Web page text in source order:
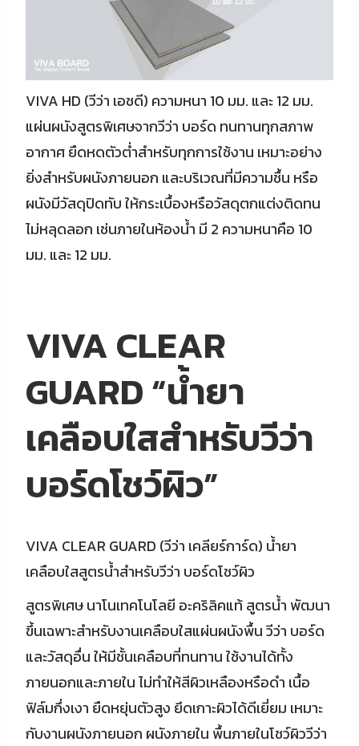
VIVA HD (วีว่า เอชดี) ความหนา 10 มม. และ 12 มม.
แผ่นผนังสูตรพิเศษจากวีว่า บอร์ด ทนทานทุกสภาพ
อากาศ ยืดหดตัวต่ำสำหรับทุกการใช้งาน เหมาะอย่าง
ยิ่งสำหรับผนังภายนอก และบริเวณที่มีความชื้น หรือ
ผนังมีวัสดุปิดทับ ให้กระเบื้องหรือวัสดุตกแต่งติดทน
ไม่หลุดลอก เช่นภายในห้องน้ำ มี 2 ความหนาคือ 10
มม. และ 12 มม.
VIVA CLEAR
GUARD “น้ำยา
เคลือบใสสำหรับวีว่า
บอร์ดโชว์ผิว”
VIVA CLEAR GUARD (วีว่า เคลียร์การ์ด) น้ำยา
เคลือบใสสูตรน้ำสำหรับวีว่า บอร์ดโชว์ผิว
สูตรพิเศษ นาโนเทคโนโลยี อะคริลิคแท้ สูตรน้ำ พัฒนา
ขึ้นเฉพาะสำหรับงานเคลือบใสแผ่นผนังพื้น วีว่า บอร์ด
และวัสดุอื่น ให้มีชั้นเคลือบที่ทนทาน ใช้งานได้ทั้ง
ภายนอกและภายใน ไม่ทำให้สีผิวเหลืองหรือดำ เนื้อ
ฟิล์มกึ่งเงา ยืดหยุ่นตัวสูง ยึดเกาะผิวได้ดีเยี่ยม เหมาะ
กับงานผนังภายนอก ผนังภายใน พื้นภายในโชว์ผิววีว่า